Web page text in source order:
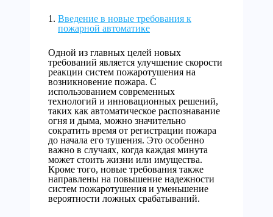
Введение в новые требования к
пожарной автоматике
Одной из главных целей новых
требований является улучшение скорости
реакции систем пожаротушения на
возникновение пожара. С
использованием современных
технологий и инновационных решений,
таких как автоматическое распознавание
огня и дыма, можно значительно
сократить время от регистрации пожара
до начала его тушения. Это особенно
важно в случаях, когда каждая минута
может стоить жизни или имущества.
Кроме того, новые требования также
направлены на повышение надежности
систем пожаротушения и уменьшение
вероятности ложных срабатываний.